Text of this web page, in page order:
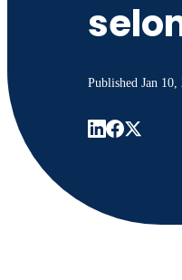
Published Jan 10,